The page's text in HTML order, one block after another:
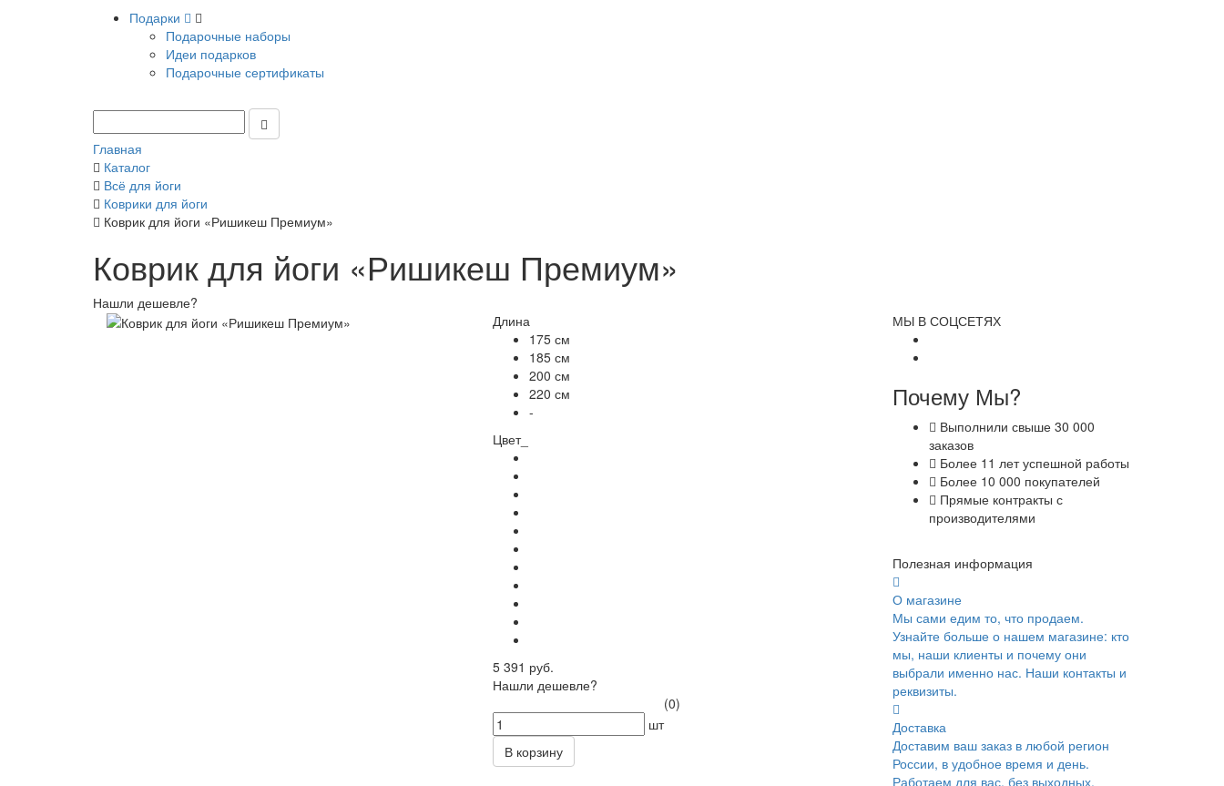
Подарки
Подарочные наборы
Идеи подарков
Подарочные сертификаты
Главная
Каталог
Всё для йоги
Коврики для йоги
Коврик для йоги «Ришикеш Премиум»
Коврик для йоги «Ришикеш Премиум»
Нашли дешевле?
Длина
175 см
185 см
200 см
220 см
-
Цвет_
5 391 руб.
Нашли дешевле?
(0)
шт
В корзину
МЫ В СОЦСЕТЯХ
Почему Мы?
Выполнили свыше 30 000
заказов
Более 11 лет успешной работы
Более 10 000 покупателей
Прямые контракты с
производителями
Полезная информация
О магазине
Мы сами едим то, что продаем.
Узнайте больше о нашем магазине: кто
мы, наши клиенты и почему они
выбрали именно нас. Наши контакты и
реквизиты.
Доставка
Доставим ваш заказ в любой регион
России, в удобное время и день.
Работаем для вас, без выходных.